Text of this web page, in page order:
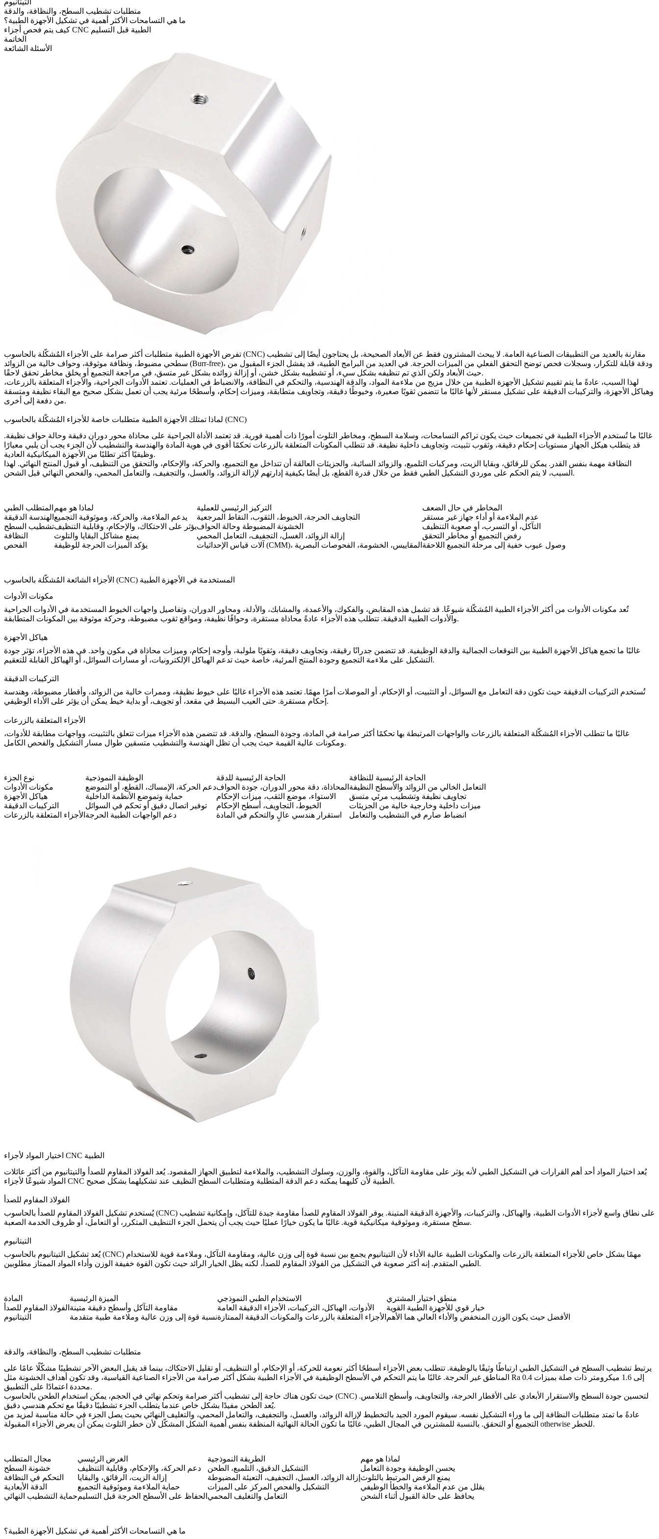
متطلبات تشطيب السطح، والنظافة، والدقة
ما هي التسامحات الأكثر أهمية في تشكيل الأجهزة الطبية؟
كيف يتم فحص أجزاء CNC الطبية قبل التسليم
الخاتمة
الأسئلة الشائعة
تفرض الأجهزة الطبية متطلبات أكثر صرامة على الأجزاء المُشكّلة بالحاسوب (CNC)
سطحي مضبوط، ونظافة موثوقة، وحواف خالية من الزوائد (Burr-free)، ودقة قابلة للتكرار، وسجلات فحص توضح التحقق الفعلي من الميزات الحرجة. في العديد من البرامج الطبية، قد يفشل الجزء المقبول من
حيث الأبعاد ولكن الذي تم تنظيفه بشكل سيء، أو تشطيبه بشكل خشن، أو إزالة زوائده بشكل غير متسق، في مراجعة التجميع أو يخلق مخاطر تحقق لاحقًا.
لهذا السبب، عادةً ما يتم تقييم تشكيل الأجهزة الطبية من خلال مزيج من ملاءمة المواد، والدقة الهندسية، والتحكم في النظافة، والانضباط في العمليات. تعتمد الأدوات الجراحية، والأجزاء المتعلقة بالزرعات،
وهياكل الأجهزة، والتركيبات الدقيقة على تشكيل مستقر لأنها غالبًا ما تتضمن ثقوبًا صغيرة، وخيوطًا دقيقة، وتجاويف متطابقة، وميزات إحكام، وأسطحًا مرئية يجب أن تعمل بشكل صحيح مع البقاء نظيفة ومتسقة
من دفعة إلى أخرى.
لماذا تمتلك الأجهزة الطبية متطلبات خاصة للأجزاء المُشكّلة بالحاسوب (CNC)
غالبًا ما تُستخدم الأجزاء الطبية في تجميعات حيث يكون تراكم التسامحات، وسلامة السطح، ومخاطر التلوث أمورًا ذات أهمية فورية. قد تعتمد الأداة الجراحية على محاذاة محور دوران دقيقة وحالة حواف نظيفة.
قد يتطلب هيكل الجهاز مستويات إحكام دقيقة، وثقوب تثبيت، وتجاويف داخلية نظيفة. قد تتطلب المكونات المتعلقة بالزرعات تحكمًا أقوى في هوية المادة والهندسة والتشطيب لأن الجزء يجب أن يلبي معيارًا
وظيفيًا أكثر تطلبًا من الأجهزة الميكانيكية العادية.
النظافة مهمة بنفس القدر. يمكن للرقائق، وبقايا الزيت، ومركبات التلميع، والزوائد السائبة، والجزيئات العالقة أن تتداخل مع التجميع، والحركة، والإحكام، والتحقق من التنظيف، أو قبول المنتج النهائي. لهذا
السبب، لا يتم الحكم على موردي التشكيل الطبي فقط من خلال قدرة القطع، بل أيضًا بكيفية إدارتهم لإزالة الزوائد، والغسل، والتجفيف، والتعامل المحمي، والفحص النهائي قبل الشحن.
المتطلب الطبي لماذا هو مهم التركيز الرئيسي للعملية
المخاطر في حال الضعف
الهندسة الدقيقة يدعم الملاءمة، والحركة، وموثوقية التجميع التجاويف الحرجة، الخيوط، الثقوب، النقاط المرجعية
عدم الملاءمة أو أداء جهاز غير مستقر
تشطيب السطحيؤثر على الاحتكاك، والإحكام، وقابلية التنظيفالخشونة المضبوطة وحالة الحواف
التآكل، أو التسرب، أو صعوبة التنظيف
النظافة
يمنع مشاكل البقايا والتلوث إزالة الزوائد، الغسل، التجفيف، التعامل المحمي
رفض التجميع أو مخاطر التحقق
الفحص
يؤكد الميزات الحرجة للوظيفة آلات قياس الإحداثيات (CMM)، المقاييس، الخشومة، الفحوصات البصرية وصول عيوب خفية إلى مرحلة التجميع اللاحقة
الأجزاء الشائعة المُشكّلة بالحاسوب (CNC) المستخدمة في الأجهزة الطبية
مكونات الأدوات
تُعد مكونات الأدوات من أكثر الأجزاء الطبية المُشكّلة شيوعًا. قد تشمل هذه المقابض، والفكوك، والأعمدة، والمشابك، والأدلة، ومحاور الدوران، وتفاصيل واجهات الخيوط المستخدمة في الأدوات الجراحية
والأدوات الطبية الدقيقة. تتطلب هذه الأجزاء عادةً محاذاة مستقرة، وحوافًا نظيفة، ومواقع ثقوب مضبوطة، وحركة موثوقة بين المكونات المتطابقة.
هياكل الأجهزة
غالبًا ما تجمع هياكل الأجهزة الطبية بين التوقعات الجمالية والدقة الوظيفية. قد تتضمن جدرانًا رقيقة، وتجاويف دقيقة، وثقوبًا ملولبة، وأوجه إحكام، وميزات محاذاة في مكون واحد. في هذه الأجزاء، تؤثر جودة
التشكيل على ملاءمة التجميع وجودة المنتج المرئية، خاصة حيث تدعم الهياكل الإلكترونيات، أو مسارات السوائل، أو الهياكل القابلة للتعقيم.
التركيبات الدقيقة
تُستخدم التركيبات الدقيقة حيث تكون دقة التعامل مع السوائل، أو التثبيت، أو الإحكام، أو الموصلات أمرًا مهمًا. تعتمد هذه الأجزاء غالبًا على خيوط نظيفة، وممرات خالية من الزوائد، وأقطار مضبوطة، وهندسة
إحكام مستقرة. حتى العيب البسيط في مقعد، أو تجويف، أو بداية خيط يمكن أن يؤثر على الأداء الوظيفي.
الأجزاء المتعلقة بالزرعات
غالبًا ما تتطلب الأجزاء المُشكّلة المتعلقة بالزرعات والواجهات المرتبطة بها تحكمًا أكثر صرامة في المادة، وجودة السطح، والدقة. قد تتضمن هذه الأجزاء ميزات تتعلق بالتثبيت، وواجهات مطابقة للأدوات،
ومكونات عالية القيمة حيث يجب أن تظل الهندسة والتشطيب متسقين طوال مسار التشكيل والفحص الكامل.
نوع الجزء الوظيفة النموذجية الحاجة الرئيسية للدقة
الحاجة الرئيسية للنظافة
مكونات الأدوات
دعم الحركة، الإمساك، القطع، أو التموضعالمحاذاة، دقة محور الدوران، جودة الحواف التعامل الخالي من الزوائد والأسطح النظيفة
هياكل الأجهزة
حماية وتموضع الأنظمة الداخلية الاستواء، موضع الثقب، ميزات الإحكام
تجاويف نظيفة وتشطيب مرئي متسق
التركيبات الدقيقة
توفير اتصال دقيق أو تحكم في السوائل الخيوط، التجاويف، أسطح الإحكام
ميزات داخلية وخارجية خالية من الجزيئات
الأجزاء المتعلقة بالزرعات دعم الواجهات الطبية الحرجة استقرار هندسي عالٍ والتحكم في المادة انضباط صارم في التشطيب والتعامل
اختيار المواد لأجزاء CNC الطبية
يُعد اختيار المواد أحد أهم القرارات في التشكيل الطبي لأنه يؤثر على مقاومة التآكل، والقوة، والوزن، وسلوك التشطيب، والملاءمة لتطبيق الجهاز المقصود. يُعد الفولاذ المقاوم للصدأ والتيتانيوم من أكثر عائلات
المواد شيوعًا لأجزاء CNC الطبية لأن كليهما يمكنه دعم الدقة المتطلبة ومتطلبات السطح النظيف عند تشكيلهما بشكل صحيح.
الفولاذ المقاوم للصدأ
يُستخدمتشكيل الفولاذ المقاوم للصدأ بالحاسوب (CNC)
سطح مستقرة، وموثوقية ميكانيكية قوية. غالبًا ما يكون خيارًا عمليًا حيث يجب أن يتحمل الجزء التنظيف المتكرر، أو التعامل، أو ظروف الخدمة الصعبة.
التيتانيوم
يُعدتشكيل التيتانيوم بالحاسوب (CNC)
الطبي المتقدم. إنه أكثر صعوبة في التشكيل من الفولاذ المقاوم للصدأ، لكنه يظل الخيار الرائد حيث تكون القوة خفيفة الوزن وأداء المواد الممتاز مطلوبين.
المادة الميزة الرئيسية الاستخدام الطبي النموذجي
منطق اختيار المشتري
الفولاذ المقاوم للصدأ مقاومة التآكل وأسطح دقيقة متينة الأدوات، الهياكل، التركيبات، الأجزاء الدقيقة العامة
خيار قوي للأجهزة الطبية القوية
التيتانيوم
نسبة قوة إلى وزن عالية وملاءمة طبية متقدمةالأجزاء المتعلقة بالزرعات والمكونات الدقيقة الممتازة الأفضل حيث يكون الوزن المنخفض والأداء العالي هما الأهم
متطلبات تشطيب السطح، والنظافة، والدقة
يرتبط تشطيب السطح في التشكيل الطبي ارتباطًا وثيقًا بالوظيفة. تتطلب بعض الأجزاء أسطحًا أكثر نعومة للحركة، أو الإحكام، أو التنظيف، أو تقليل الاحتكاك، بينما قد يقبل البعض الآخر تشطيبًا مشكّلًا عامًا على
المناطق غير الحرجة. غالبًا ما يتم التحكم في الأسطح الوظيفية في الأجزاء الطبية بشكل أكثر صرامة من الأجزاء الصناعية القياسية، وقد تكون أهداف الخشونة مثل Ra 0.4 إلى 1.6 ميكرومتر ذات صلة بميزات
محددة اعتمادًا على التطبيق.
حيث تكون هناك حاجة إلى تشطيب أكثر صرامة وتحكم نهائي في الحجم، يمكن استخدام الطحن بالحاسوب (CNC)
يُعد الطحن مفيدًا بشكل خاص عندما يتطلب الجزء تشطيبًا دقيقًا مع تحكم هندسي دقيق.
عادةً ما تمتد متطلبات النظافة إلى ما وراء التشكيل نفسه. سيقوم المورد الجيد بالتخطيط لإزالة الزوائد، والغسل، والتجفيف، والتعامل المحمي، والتغليف النهائي بحيث يصل الجزء في حالة مناسبة لمزيد من
التجميع أو التحقق. بالنسبة للمشترين في المجال الطبي، غالبًا ما تكون الحالة النهائية المنظفة بنفس أهمية الشكل المشكّل لأن خطر التلوث يمكن أن يعرض الأجزاء المقبولة otherwise للخطر.
مجال المتطلب الغرض الرئيسي الطريقة النموذجية
لماذا هو مهم
خشونة السطح
دعم الحركة، والإحكام، وقابلية التنظيف التشكيل الدقيق، التلميع، الطحن
يحسن الوظيفة وجودة التعامل
التحكم في النظافة
إزالة الزيت، الرقائق، والبقايا إزالة الزوائد، الغسل، التجفيف، التعبئة المضبوطة يمنع الرفض المرتبط بالتلوث
الدقة الأبعادية
حماية الملاءمة وموثوقية التجميع التشكيل والفحص المركز على الميزات
يقلل من عدم الملاءمة والخطأ الوظيفي
حماية التشطيب النهائيالحفاظ على الأسطح الحرجة قبل التسليم التعامل والتغليف المحمي يحافظ على حالة القبول أثناء الشحن
ما هي التسامحات الأكثر أهمية في تشكيل الأجهزة الطبية؟